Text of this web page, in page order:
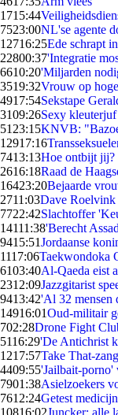
1715:44
7523:00NL'se agente
12716:25Ede schrapt
22800:37'Integratie
6610:20'Miljarden
3519:32Vrouw op
4917:54Sekstape
3109:26Sexy
51 23:15KNVB:
12917:16
7413:13Hoe ontbijt jij?
2616:18Raad de
16423:20Bejaarde
2711:03Dave Roelvink
7722:42Slachtoffer
14111:38'Berecht
9415:51Jordaanse
1117:06Taekwondoka
6103:40Al-Qaeda eist
2312:09Jazzgitarist
9413:42'Al 32 mensen
14916:01Oud-militair
702:28Drone Fight
5116:29'De Antichrist
1217:57Take That-
4409:55'Jailbait-porno'
7901:38Asielzoekers
7612:24Getest
10816:02Juncker: alle